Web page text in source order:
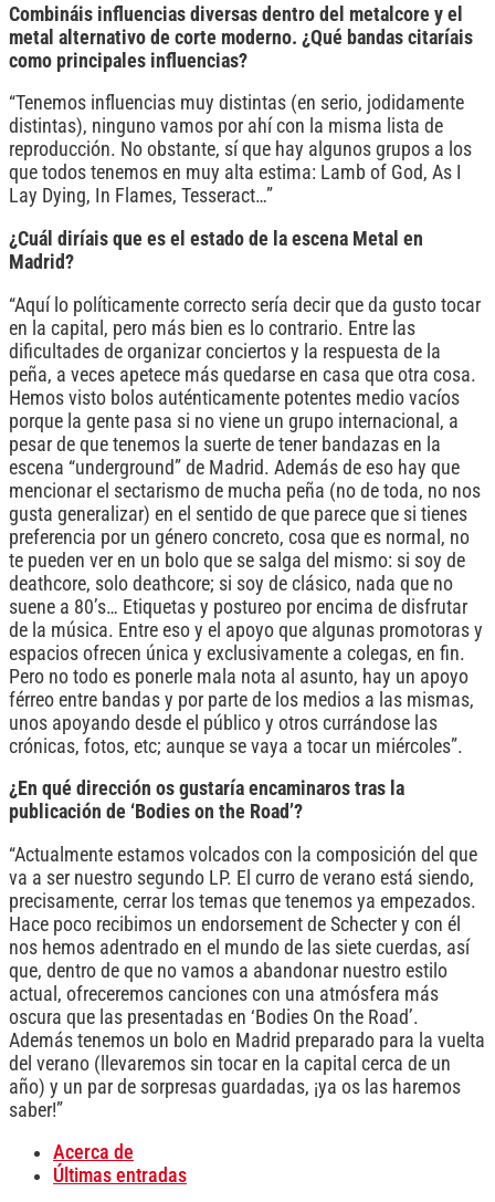
Combináis influencias diversas dentro del metalcore y el
metal alternativo de corte moderno. ¿Qué bandas citaríais
como principales influencias?
“Tenemos influencias muy distintas (en serio, jodidamente
distintas), ninguno vamos por ahí con la misma lista de
reproducción. No obstante, sí que hay algunos grupos a los
que todos tenemos en muy alta estima: Lamb of God, As I
Lay Dying, In Flames, Tesseract…”
¿Cuál diríais que es el estado de la escena Metal en
Madrid?
“Aquí lo políticamente correcto sería decir que da gusto tocar
en la capital, pero más bien es lo contrario. Entre las
dificultades de organizar conciertos y la respuesta de la
peña, a veces apetece más quedarse en casa que otra cosa.
Hemos visto bolos auténticamente potentes medio vacíos
porque la gente pasa si no viene un grupo internacional, a
pesar de que tenemos la suerte de tener bandazas en la
escena “underground” de Madrid. Además de eso hay que
mencionar el sectarismo de mucha peña (no de toda, no nos
gusta generalizar) en el sentido de que parece que si tienes
preferencia por un género concreto, cosa que es normal, no
te pueden ver en un bolo que se salga del mismo: si soy de
deathcore, solo deathcore; si soy de clásico, nada que no
suene a 80’s… Etiquetas y postureo por encima de disfrutar
de la música. Entre eso y el apoyo que algunas promotoras y
espacios ofrecen única y exclusivamente a colegas, en fin.
Pero no todo es ponerle mala nota al asunto, hay un apoyo
férreo entre bandas y por parte de los medios a las mismas,
unos apoyando desde el público y otros currándose las
crónicas, fotos, etc; aunque se vaya a tocar un miércoles”.
¿En qué dirección os gustaría encaminaros tras la
publicación de ‘Bodies on the Road’?
“Actualmente estamos volcados con la composición del que
va a ser nuestro segundo LP. El curro de verano está siendo,
precisamente, cerrar los temas que tenemos ya empezados.
Hace poco recibimos un endorsement de Schecter y con él
nos hemos adentrado en el mundo de las siete cuerdas, así
que, dentro de que no vamos a abandonar nuestro estilo
actual, ofreceremos canciones con una atmósfera más
oscura que las presentadas en ‘Bodies On the Road’.
Además tenemos un bolo en Madrid preparado para la vuelta
del verano (llevaremos sin tocar en la capital cerca de un
año) y un par de sorpresas guardadas, ¡ya os las haremos
saber!”
Acerca de
Últimas entradas